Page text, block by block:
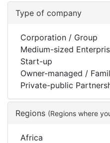
Type of company
Corporation / Group
Medium-sized
Start-up
Owner-managed /
Private-public
Regions (Regions where
Africa